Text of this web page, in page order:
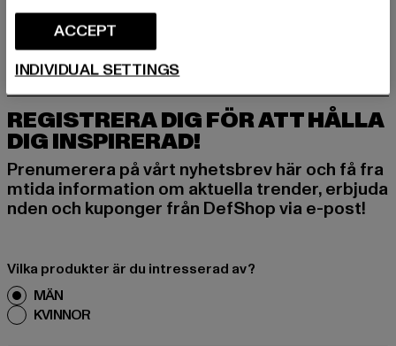
REGISTRERA DIG FÖR ATT HÅLLA
DIG INSPIRERAD!
Prenumerera på vårt nyhetsbrev här och få fra
mtida information om aktuella trender, erbjuda
nden och kuponger från DefShop via e-post!
Vilka produkter är du intresserad av?
MÄN
KVINNOR
ACCEPT
INDIVIDUAL SETTINGS